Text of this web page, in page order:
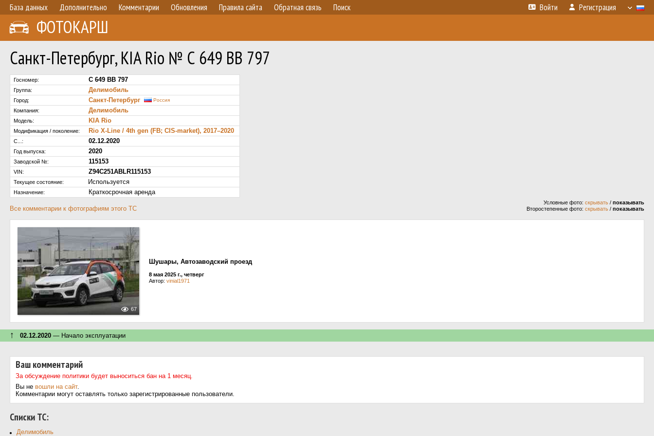
База данных Дополнительно Комментарии Обновления Правила сайта Обратная связь Поиск Войти Регистрация
ФОТОКАРШ
Санкт-Петербург, KIA Rio № С 649 ВВ 797
Госномер: С 649 ВВ 797
Группа: Делимобиль
Город: Санкт-Петербург Россия
Компания: Делимобиль
Модель: KIA Rio
Модификация / поколение: Rio X-Line / 4th gen (FB; CIS-market), 2017–2020
С...: 02.12.2020
Год выпуска: 2020
Заводской №: 115153
VIN: Z94C251ABLR115153
Текущее состояние: Используется
Назначение: Краткосрочная аренда
Все комментарии к фотографиям этого ТС
Условные фото: скрывать / показывать
Второстепенные фото: скрывать / показывать
67
Шушары, Автозаводский проезд
8 мая 2025 г., четверг
Автор: vinial1971
↑ 02.12.2020 — Начало эксплуатации
Ваш комментарий
За обсуждение политики будет выноситься бан на 1 месяц.
Вы не вошли на сайт.
Комментарии могут оставлять только зарегистрированные пользователи.
Cписки ТС:
Делимобиль